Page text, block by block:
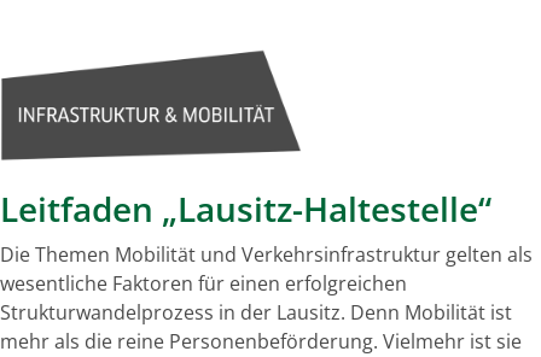
Leitfaden „Lausitz-Haltestelle“
Die Themen Mobilität und Verkehrsinfrastruktur gelten als
wesentliche Faktoren für einen erfolgreichen
Strukturwandelprozess in der Lausitz. Denn Mobilität ist
mehr als die reine Personenbeförderung. Vielmehr ist sie